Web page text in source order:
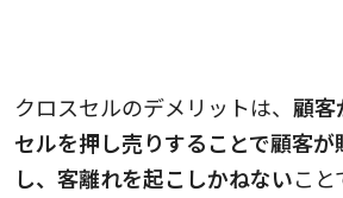
クロスセルのデメリットは、 顧客
セルを押し売りすることで顧客が
し、客離れを起こしかねないこ と